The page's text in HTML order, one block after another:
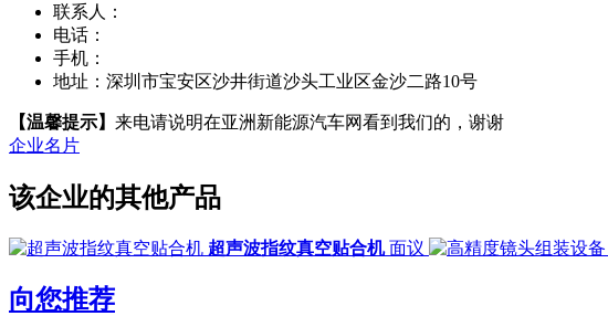
联系人：
电话：
手机：
地址： 深圳市宝安区沙井街道沙头工业区金沙二路10号
【温馨提示】 来电请说明在亚洲新能源汽车网看到我们的，谢谢
企业名片
该企业的其他产品
超声波指纹真空贴合机 面议
向您推荐